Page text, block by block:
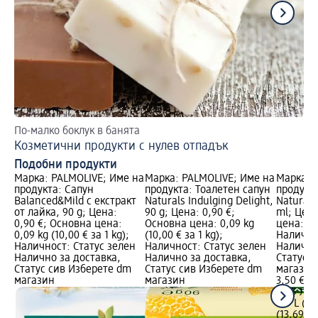
По-малко боклук в банята
Козметични продукти с нулев отпадък
Подобни продукти
Марка: PALMOLIVE; Име на
продукта: Сапун
Balanced&Mild с екстракт
от лайка, 90 g; Цена:
0,90 €; Основна цена:
0,09 kg (10,00 € за 1 kg);
Наличност: Статус зелен
Налично за доставка,
Статус сив Изберете dm
магазин
Марка: PALMOLIVE; Име на
продукта: Тоалетен сапун
Naturals Indulging Delight,
90 g; Цена: 0,90 €;
Основна цена: 0,09 kg
(10,00 € за 1 kg);
Наличност: Статус зелен
Налично за доставка,
Статус сив Изберете dm
магазин
Марка:
ml;
цена:
Статус
магазин
3,50 €
6,85 лв.
0,5 L
(13,69